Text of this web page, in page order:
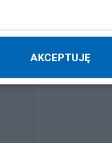
AKCEPTUJĘ